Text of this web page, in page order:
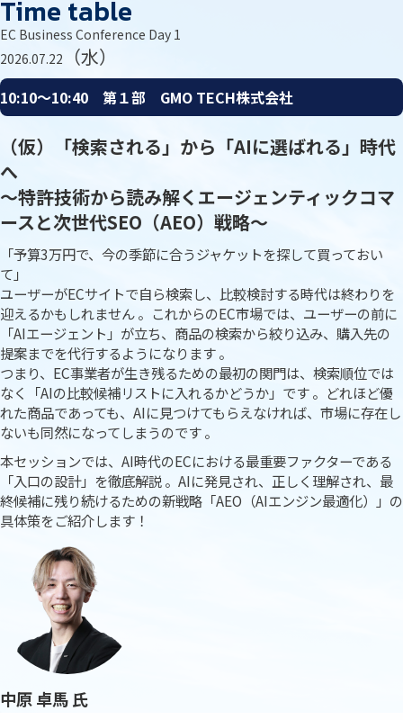
Time table
EC Business Conference Day 1
2026.07.22
（水）
10:10〜10:40 第１部 GMO TECH株式会社
（仮）「検索される」から「AIに選ばれる」時代
へ
〜特許技術から読み解くエージェンティックコマ
ースと次世代SEO（AEO）戦略〜
「予算3万円で、今の季節に合うジャケットを探して買っておい
て」
ユーザーがECサイトで自ら検索し、比較検討する時代は終わりを
迎えるかもしれません 。これからのEC市場では、ユーザーの前に
「AIエージェント」が立ち、商品の検索から絞り込み、購入先の
提案までを代行するようになります 。
つまり、EC事業者が生き残るための最初の関門は、検索順位では
なく「AIの比較候補リストに入れるかどうか」です 。どれほど優
れた商品であっても、AIに見つけてもらえなければ、市場に存在し
ないも同然になってしまうのです 。
本セッションでは、AI時代のECにおける最重要ファクターである
「入口の設計」を徹底解説 。AIに発見され、正しく理解され、最
終候補に残り続けるための新戦略「AEO（AIエンジン最適化）」の
具体策をご紹介します！
中原 卓馬 氏